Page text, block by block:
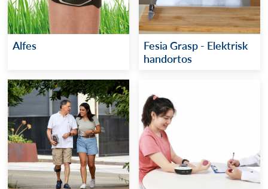
Alfes
Fesia Grasp - Elektrisk
handortos